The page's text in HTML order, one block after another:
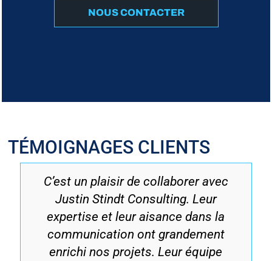
NOUS CONTACTER
TÉMOIGNAGES CLIENTS
C’est un plaisir de collaborer avec
Justin Stindt Consulting. Leur
expertise et leur aisance dans la
communication ont grandement
enrichi nos projets. Leur équipe